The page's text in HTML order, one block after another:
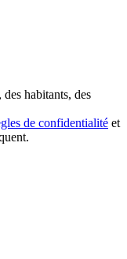
habitants, des
de confidentialité et